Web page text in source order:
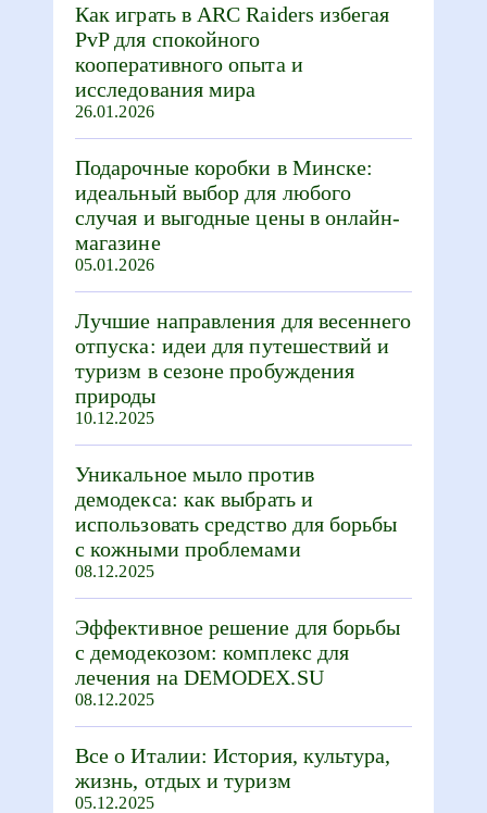
Как играть в ARC Raiders избегая
PvP для спокойного
кооперативного опыта и
исследования мира
26.01.2026
Подарочные коробки в Минске:
идеальный выбор для любого
случая и выгодные цены в онлайн-
магазине
05.01.2026
Лучшие направления для весеннего
отпуска: идеи для путешествий и
туризм в сезоне пробуждения
природы
10.12.2025
Уникальное мыло против
демодекса: как выбрать и
использовать средство для борьбы
с кожными проблемами
08.12.2025
Эффективное решение для борьбы
с демодекозом: комплекс для
лечения на DEMODEX.SU
08.12.2025
Все о Италии: История, культура,
жизнь, отдых и туризм
05.12.2025